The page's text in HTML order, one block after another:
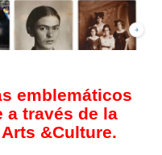
emblemáticos
a través de la
&Culture.